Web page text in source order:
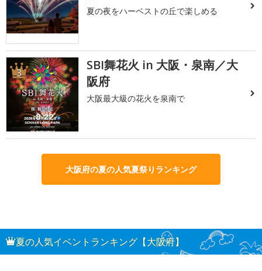
夏の夜をハーベストの丘で楽しめる
3
SBI舞花火 in 大阪・泉南／大
阪府
大阪最大級の花火を泉南で
大阪府の夏の人気夏祭りランキング
夏の人気イベントランキング【大阪府】